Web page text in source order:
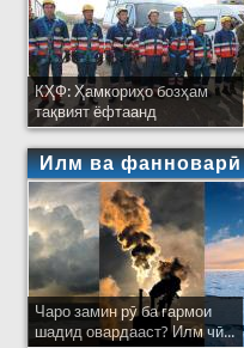
КҲФ: Ҳамкориҳо бозҳам
тақвият ёфтаанд
Илм ва фанноварӣ
Чаро замин рӯ ба гармои
шадид овардааст? Илм чӣ...